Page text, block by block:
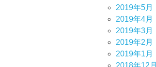
2019年5月
2019年4月
2019年3月
2019年2月
2019年1月
2018年12月